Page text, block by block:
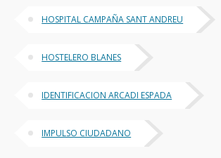
HOSPITAL CAMPAÑA SANT ANDREU
HOSTELERO BLANES
IDENTIFICACION ARCADI ESPADA
IMPULSO CIUDADANO